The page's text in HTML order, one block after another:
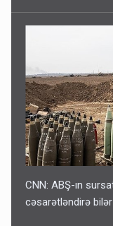
CNN: ABŞ-ın
cəsarətləndirə bilər